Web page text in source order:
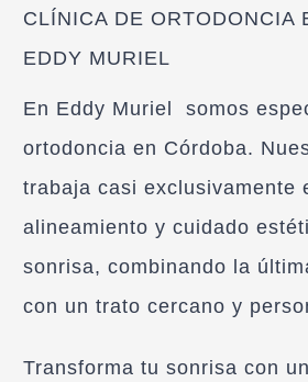
CLÍNICA DE ORTODONCIA
EDDY MURIEL
En Eddy Muriel
somos
ortodoncia en Córdoba.
trabaja casi exclusivamente
alineamiento y cuidado
sonrisa, combinando la
con un trato cercano y
Transforma tu sonrisa con